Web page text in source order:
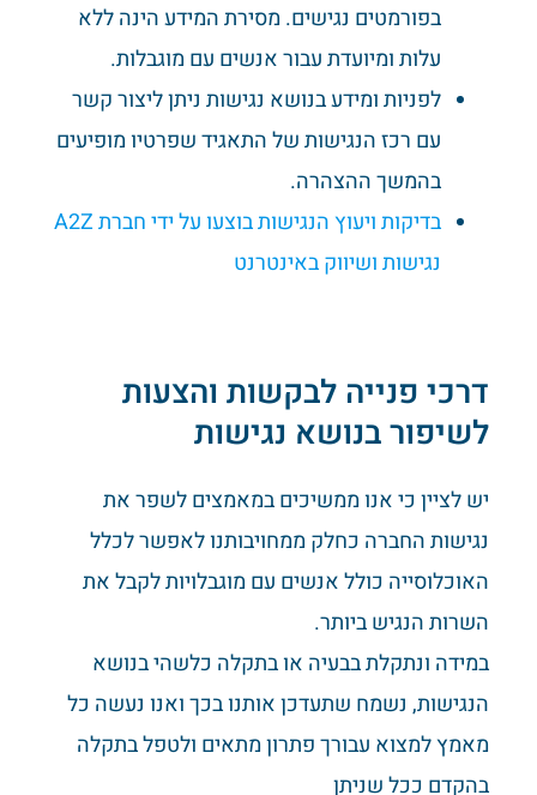
בפורמטים נגישים. מסירת המידע הינה ללא
עלות ומיועדת עבור אנשים עם מוגבלות.
לפניות ומידע בנושא נגישות ניתן ליצור קשר
עם רכז הנגישות של התאגיד שפרטיו מופיעים
בהמשך ההצהרה.
בדיקות ויעוץ הנגישות בוצעו על ידי חברת A2Z
נגישות ושיווק באינטרנט
דרכי פנייה לבקשות והצעות
לשיפור בנושא נגישות
יש לציין כי אנו ממשיכים במאמצים לשפר את
נגישות החברה כחלק ממחויבותנו לאפשר לכלל
האוכלוסייה כולל אנשים עם מוגבלויות לקבל את
השרות הנגיש ביותר.
במידה ונתקלת בבעיה או בתקלה כלשהי בנושא
הנגישות, נשמח שתעדכן אותנו בכך ואנו נעשה כל
מאמץ למצוא עבורך פתרון מתאים ולטפל בתקלה
בהקדם ככל שניתן